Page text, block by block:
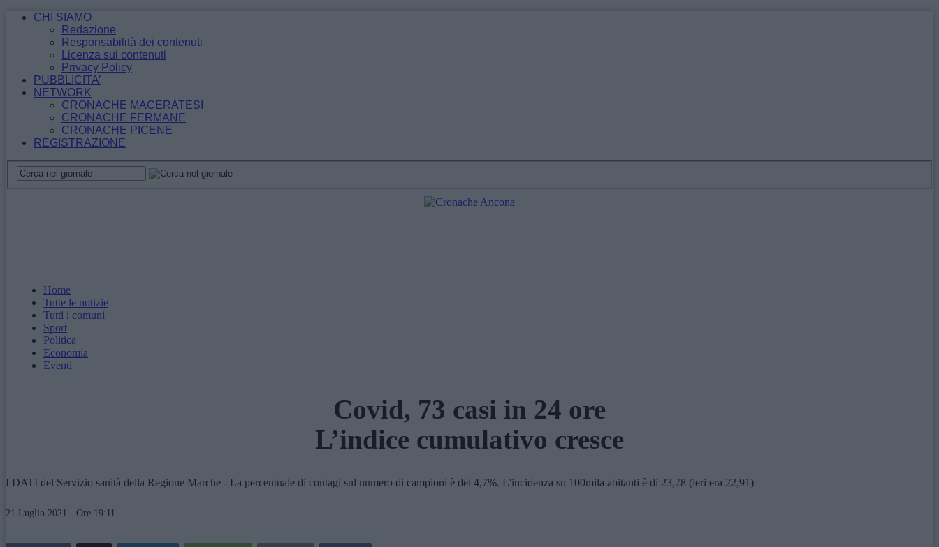
CHI SIAMO
Redazione
Responsabilità dei contenuti
Licenza sui contenuti
Privacy Policy
PUBBLICITA’
NETWORK
CRONACHE MACERATESI
CRONACHE FERMANE
CRONACHE PICENE
REGISTRAZIONE
Home
Tutte le notizie
Tutti i comuni
Sport
Politica
Economia
Eventi
Covid, 73 casi in 24 ore
L’indice cumulativo cresce
I DATI del Servizio sanità della Regione Marche - La percentuale di contagi sul numero di campioni è del 4,7%. L'incidenza su 100mila abitanti è di 23,78 (ieri era 22,91)
21 Luglio 2021 - Ore 19:11